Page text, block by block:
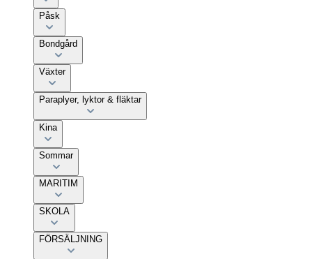
Påsk
Bondgård
Växter
Paraplyer, lyktor & fläktar
Kina
Sommar
MARITIM
SKOLA
FÖRSÄLJNING